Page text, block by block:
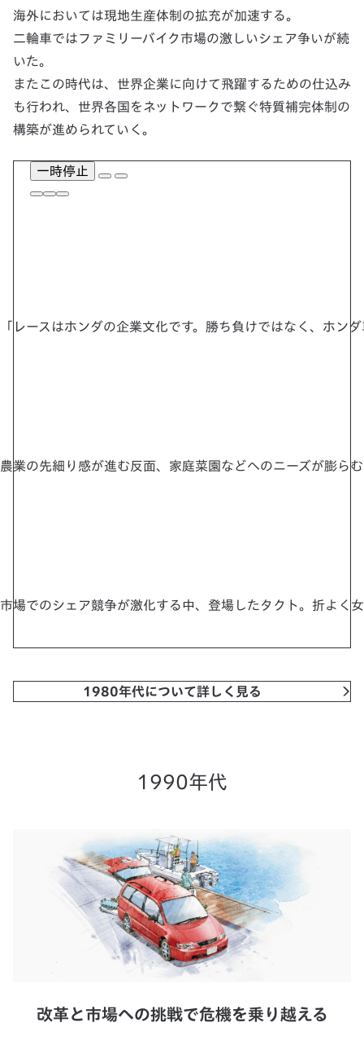
海外においては現地生産体制の拡充が加速する。
二輪車ではファミリーバイク市場の激しいシェア争いが続
いた。
またこの時代は、世界企業に向けて飛躍するための仕込み
も行われ、世界各国をネットワークで繋ぐ特質補完体制の
構築が進められていく。
一時停止
「レースはホンダの企業文化です。勝ち負けではなく、ホ
農業の先細り感が進む反面、家庭菜園などへのニーズが膨ら
市場でのシェア競争が激化する中、登場したタクト。折よく
1980年代について詳しく見る
1990年代
改革と市場への挑戦で危機を乗り越える